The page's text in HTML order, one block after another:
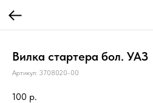
Вилка стартера бол. УАЗ
Артикул: 3708020-00
100 р.